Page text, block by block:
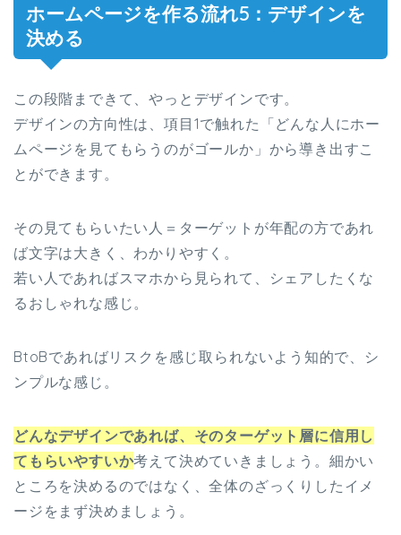
ホームページを作る流れ5：デザインを
決める
この段階まできて、やっとデザインです。
デザインの方向性は、項目1で触れた「どんな人にホー
ムページを見てもらうのがゴールか」から導き出すこ
とができます。
その見てもらいたい人＝ターゲットが年配の方であれ
ば文字は大きく、わかりやすく。
若い人であればスマホから見られて、シェアしたくな
るおしゃれな感じ。
BtoBであればリスクを感じ取られないよう知的で、シ
ンプルな感じ。
どんなデザインであれば、そのターゲット層に信用し
てもらいやすいか考えて決めていきましょう。細かい
ところを決めるのではなく、全体のざっくりしたイメ
ージをまず決めましょう。